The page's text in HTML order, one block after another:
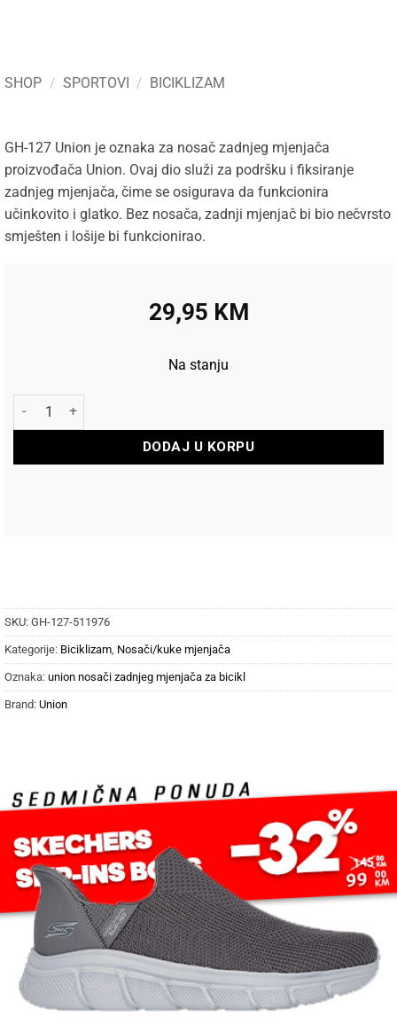
SHOP / SPORTOVI / BICIKLIZAM
GH-127 Union je oznaka za nosač zadnjeg mjenjača
proizvođača Union. Ovaj dio služi za podršku i fiksiranje
zadnjeg mjenjača, čime se osigurava da funkcionira
učinkovito i glatko. Bez nosača, zadnji mjenjač bi bio nečvrsto
smješten i lošije bi funkcionirao.
29,95 KM
Na stanju
Union nosač zadnjeg mjenjača GH-127 količina
DODAJ U KORPU
SKU: GH-127-511976
Kategorije: Biciklizam, Nosači/kuke mjenjača
Oznaka: union nosači zadnjeg mjenjača za bicikl
Brand: Union